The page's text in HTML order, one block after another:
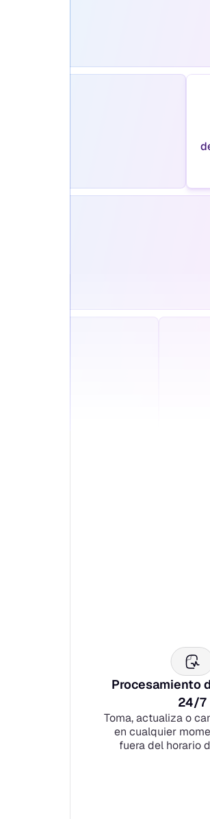
Procesamiento
24/7
Toma, actualiza o
en cualquier
fuera del horario